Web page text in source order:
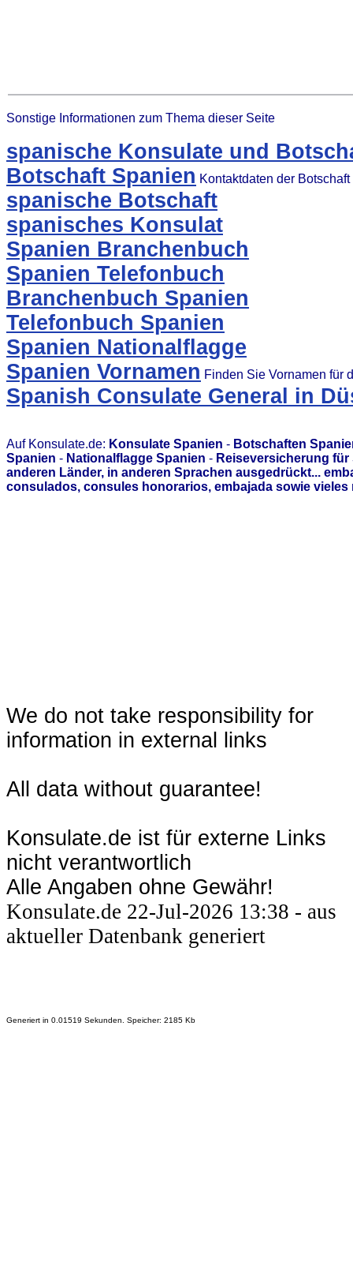
Sonstige Informationen zum Thema dieser Seite
spanische Konsulate und
Botschaft Spanien Kontaktdaten der
spanische Botschaft
spanisches Konsulat
Spanien Branchenbuch
Spanien Telefonbuch
Branchenbuch Spanien
Telefonbuch Spanien
Spanien Nationalflagge
Spanien Vornamen Finden Sie Vornamen für
Spanish Consulate General in
Auf Konsulate.de: Konsulate Spanien - Botschaften
Spanien - Nationalflagge Spanien - Reiseversicherung für
anderen Länder, in anderen Sprachen ausgedrückt...
consulados, consules honorarios, embajada sowie vieles
We do not take responsibility for
information in external links
All data without guarantee!
Konsulate.de ist für externe Links
nicht verantwortlich
Alle Angaben ohne Gewähr!
Konsulate.de 22-Jul-2026 13:38 - aus
aktueller Datenbank generiert
Generiert in 0.01519 Sekunden. Speicher: 2185 Kb